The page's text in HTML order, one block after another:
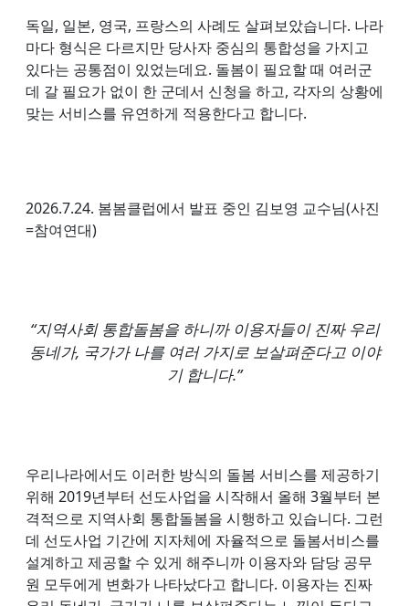
독일, 일본, 영국, 프랑스의 사례도 살펴보았습니다. 나라
마다 형식은 다르지만 당사자 중심의 통합성을 가지고
있다는 공통점이 있었는데요. 돌봄이 필요할 때 여러군
데 갈 필요가 없이 한 군데서 신청을 하고, 각자의 상황에
맞는 서비스를 유연하게 적용한다고 합니다.
2026.7.24. 봄봄클럽에서 발표 중인 김보영 교수님(사진
=참여연대)
“지역사회 통합돌봄을 하니까 이용자들이 진짜 우리
동네가, 국가가 나를 여러 가지로 보살펴준다고 이야
기 합니다.”
우리나라에서도 이러한 방식의 돌봄 서비스를 제공하기
위해 2019년부터 선도사업을 시작해서 올해 3월부터 본
격적으로 지역사회 통합돌봄을 시행하고 있습니다. 그런
데 선도사업 기간에 지자체에 자율적으로 돌봄서비스를
설계하고 제공할 수 있게 해주니까 이용자와 담당 공무
원 모두에게 변화가 나타났다고 합니다. 이용자는 진짜